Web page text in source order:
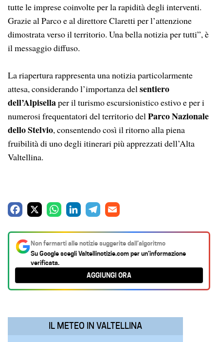
tutte le imprese coinvolte per la rapidità degli interventi.
Grazie al Parco e al direttore Claretti per l’attenzione
dimostrata verso il territorio. Una bella notizia per tutti”, è
il messaggio diffuso.
La riapertura rappresenta una notizia particolarmente
attesa, considerando l’importanza delsentiero
dell’Alpisellaper il turismo escursionistico estivo e per i
numerosi frequentatori del territorio delParco Nazionale
dello Stelvio, consentendo così il ritorno alla piena
fruibilità di uno degli itinerari più apprezzati dell’Alta
Valtellina.
c
e
b
o
t
s
A
k
e
d
e
g
r
a
i
l
Non fermarti alle notizie suggerite dall’algoritmo
Su Google scegliValtellinotizie.comper un’informazione
verificata.
AGGIUNGI ORA
IL METEO IN VALTELLINA